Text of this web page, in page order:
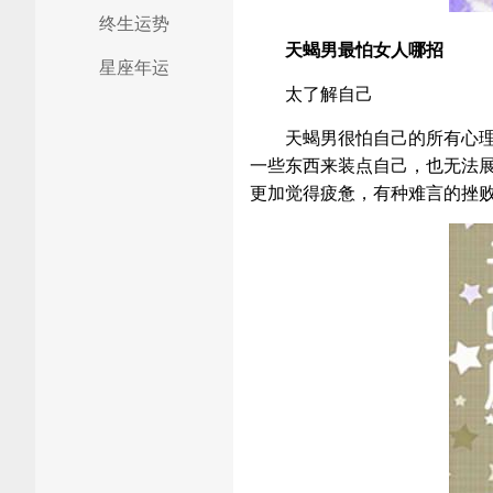
终生运势
星座年运
天蝎男最怕女人哪招
太了解自己
天蝎男很怕自己的所有心
一些东西来装点自己，也无法
更加觉得疲惫，有种难言的挫